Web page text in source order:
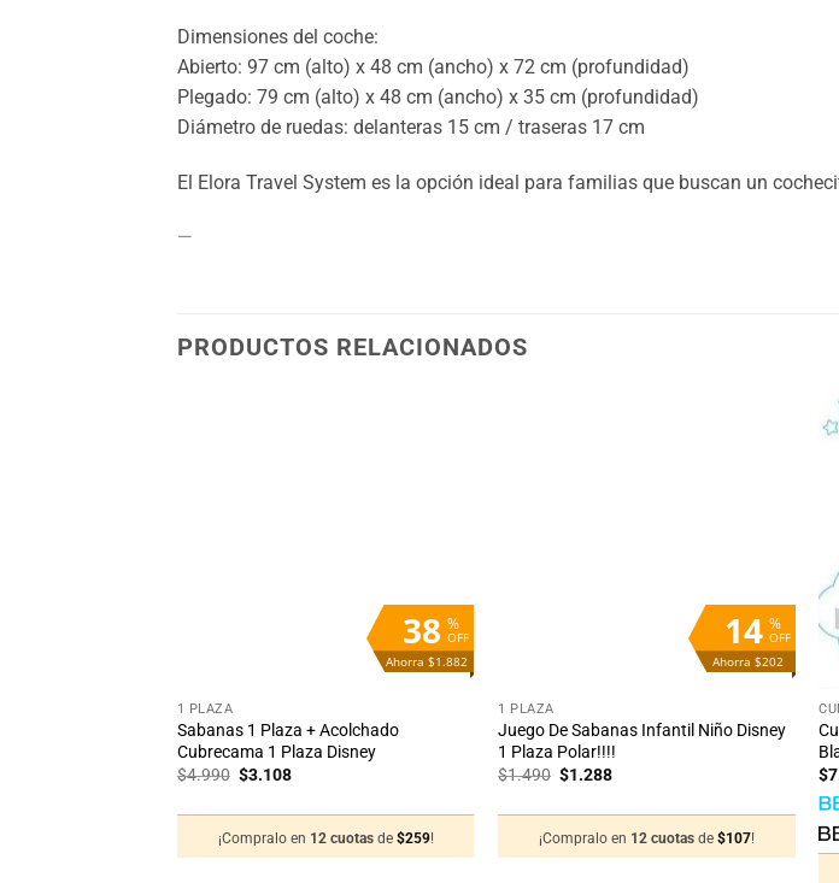
Dimensiones del coche:
Abierto: 97 cm (alto) x 48 cm (ancho) x 72 cm (profundidad)
Plegado: 79 cm (alto) x 48 cm (ancho) x 35 cm (profundidad)
Diámetro de ruedas: delanteras 15 cm / traseras 17 cm
El Elora Travel System es la opción ideal para familias que buscan un
—
PRODUCTOS RELACIONADOS
%
OFF
38
Ahorra $1.882
1 PLAZA
Sabanas 1 Plaza + Acolchado
Cubrecama 1 Plaza Disney
$4.990 El
$4.990.
$3.108El
$3.108.
¡Compralo en 12 cuotas de $259!
%
OFF
14
Ahorra $202
1 PLAZA
Juego De Sabanas Infantil Niño Disney
1 Plaza Polar!!!!
$1.490 El
$1.490.
$1.288El
$1.288.
¡Compralo en 12 cuotas de $107!
$